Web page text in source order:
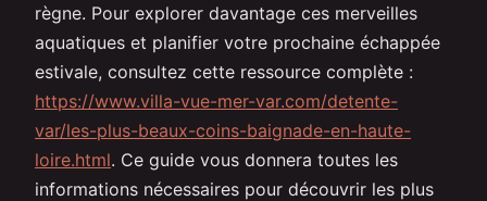
règne. Pour explorer davantage ces merveilles
aquatiques et planifier votre prochaine échappée
estivale, consultez cette ressource complète :
https://www.villa-vue-mer-var.com/detente-
var/les-plus-beaux-coins-baignade-en-haute-
loire.html. Ce guide vous donnera toutes les
informations nécessaires pour découvrir les plus